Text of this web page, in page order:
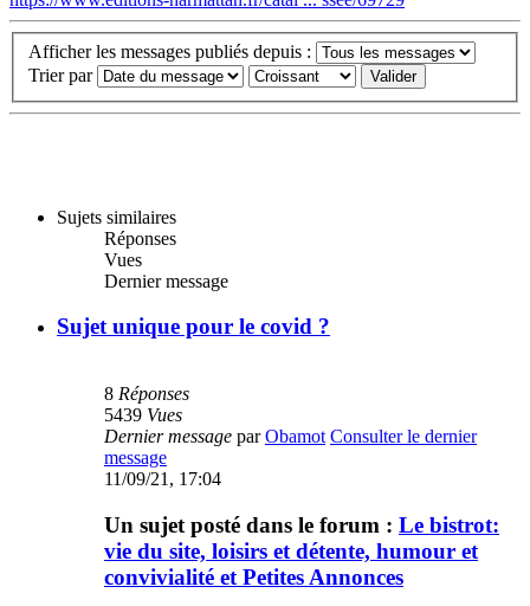
Afficher les messages publiés depuis :
Trier par
Sujets similaires
Réponses
Vues
Dernier message
Sujet unique pour le covid ?
8 Réponses
5439 Vues
Dernier message parObamot Consulter le dernier
message
11/09/21, 17:04
Un sujet posté dans le forum : Le bistrot:
vie du site, loisirs et détente, humour et
convivialité et Petites Annonces